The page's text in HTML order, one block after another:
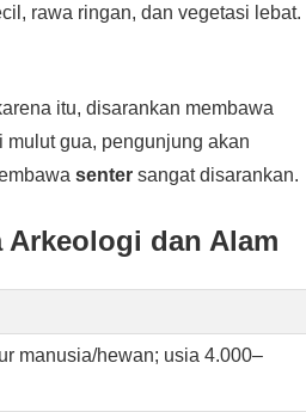
rawa ringan, dan vegetasi lebat.
itu, disarankan membawa
gua, pengunjung akan
senter sangat disarankan.
Arkeologi dan Alam
manusia/hewan; usia 4.000–